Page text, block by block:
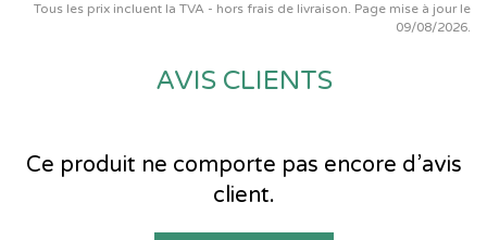
Tous les prix incluent la TVA - hors frais de livraison. Page mise à jour le
09/08/2026.
AVIS CLIENTS
Ce produit ne comporte pas encore d’avis
client.